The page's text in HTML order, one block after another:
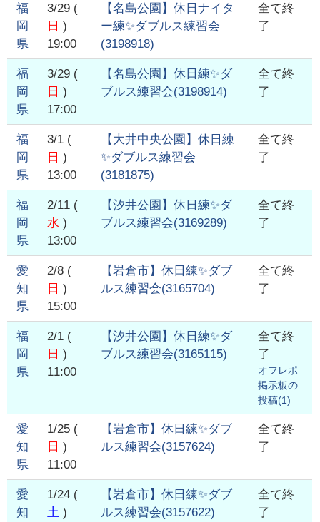
福
岡
県
3/29(
日 )
19:00
【名島公園】休日ナイタ
ー練✨ダブルス練習会
(3198918)
全て終
了
福
岡
県
3/29(
日 )
17:00
【名島公園】休日練✨ダ
ブルス練習会(3198914)
全て終
了
福
岡
県
3/1(
日 )
13:00
【大井中央公園】休日練
✨ダブルス練習会
(3181875)
全て終
了
福
岡
県
2/11(
水 )
13:00
【汐井公園】休日練✨ダ
ブルス練習会(3169289)
全て終
了
愛
知
県
2/8(
日 )
15:00
【岩倉市】休日練✨ダブ
ルス練習会(3165704)
全て終
了
福
岡
県
2/1(
日 )
11:00
【汐井公園】休日練✨ダ
ブルス練習会(3165115)
全て終
了
オフレポ
掲示板の
投稿(1)
愛
知
県
1/25(
日 )
11:00
【岩倉市】休日練✨ダブ
ルス練習会(3157624)
全て終
了
愛
知
1/24(
土 )
【岩倉市】休日練✨ダブ
ルス練習会(3157622)
全て終
了